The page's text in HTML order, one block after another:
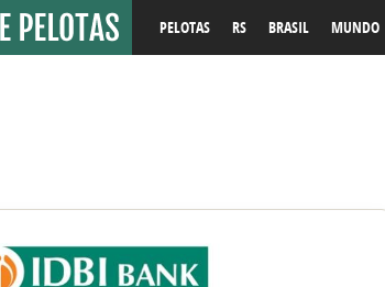
PELOTAS RS BRASIL MUNDO